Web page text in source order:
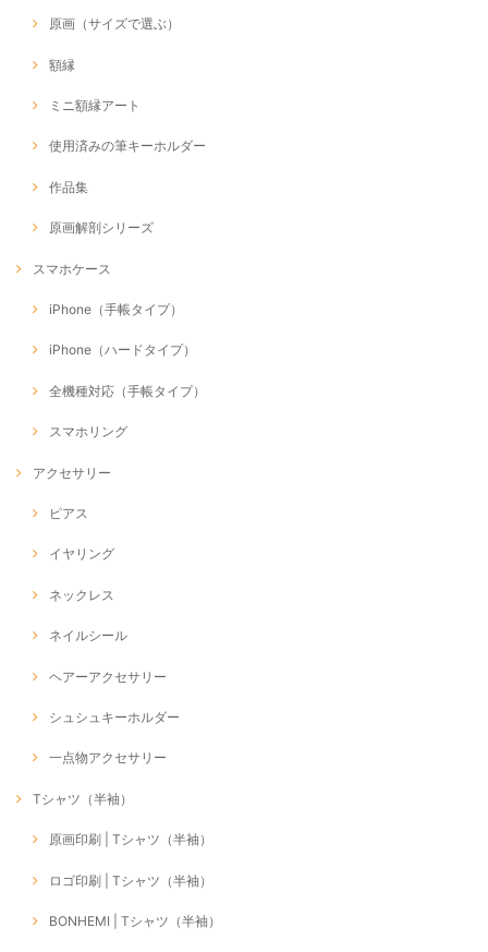
原画（サイズで選ぶ）
額縁
ミニ額縁アート
使用済みの筆キーホルダー
作品集
原画解剖シリーズ
スマホケース
iPhone（手帳タイプ）
iPhone（ハードタイプ）
全機種対応（手帳タイプ）
スマホリング
アクセサリー
ピアス
イヤリング
ネックレス
ネイルシール
ヘアーアクセサリー
シュシュキーホルダー
一点物アクセサリー
Tシャツ（半袖）
原画印刷 | Tシャツ（半袖）
ロゴ印刷 | Tシャツ（半袖）
BONHEMI | Tシャツ（半袖）